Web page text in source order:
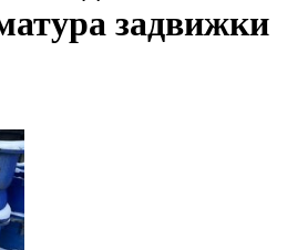
задвижки